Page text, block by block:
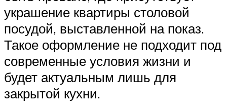
украшение квартиры столовой
посудой, выставленной на показ.
Такое оформление не подходит под
современные условия жизни и
будет актуальным лишь для
закрытой кухни.